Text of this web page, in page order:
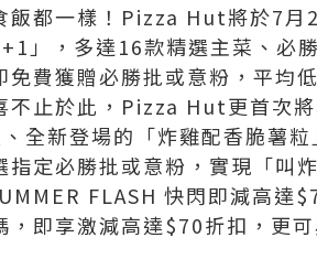
飯都一樣！Pizza Hut將於7月
」，多達16款精選主菜、必
免費獲贈必勝批或意粉，平均
不止於此，Pizza Hut更首次
全新登場的「炸雞配香脆薯
指定必勝批或意粉，實現「叫
FLASH 快閃即減高達
，即享激減高達$70折扣，更